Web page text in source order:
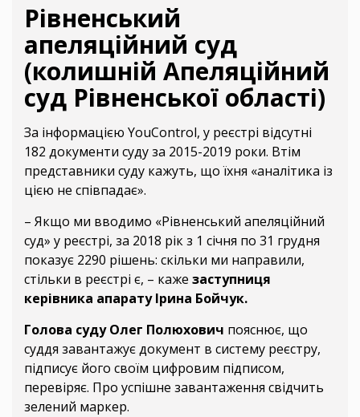
Рівненський
апеляційний суд
(колишній Апеляційний
суд Рівненської області)
За інформацією YouControl, у реєстрі відсутні
182 документи суду за 2015-2019 роки. Втім
представники суду кажуть, що їхня «аналітика із
цією не співпадає».
– Якщо ми вводимо «Рівненський апеляційний
суд» у реєстрі, за 2018 рік з 1 січня по 31 грудня
показує 2290 рішень: скільки ми направили,
стільки в реєстрі є, – каже заступниця
керівника апарату Ірина Бойчук.
Голова суду Олег Полюхович пояснює, що
суддя завантажує документ в систему реєстру,
підписує його своїм цифровим підписом,
перевіряє. Про успішне завантаження свідчить
зелений маркер.